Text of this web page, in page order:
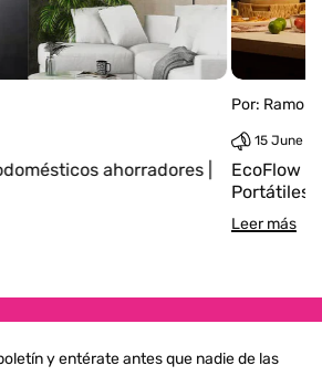
ahorradores |
Por: Ramon
15 June
EcoFlow |
Portátiles
Leer más
y entérate antes que nadie de las